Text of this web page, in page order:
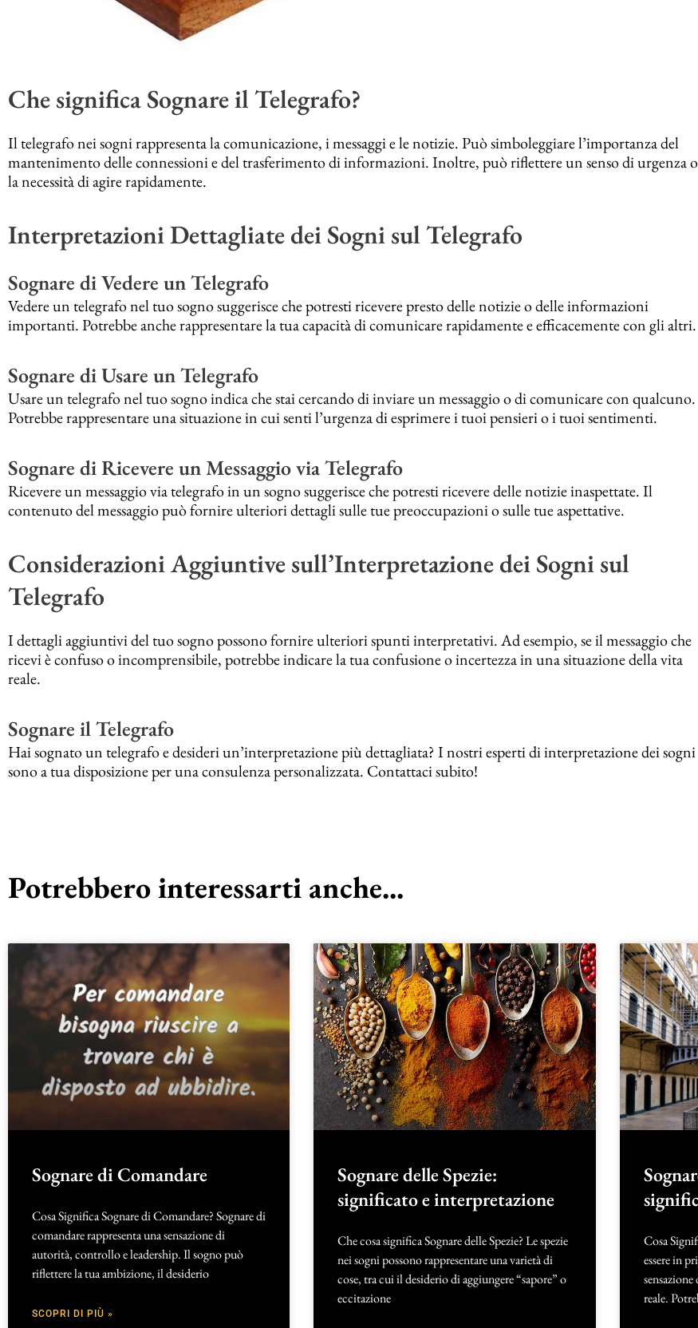
Che significa Sognare il Telegrafo?
Il telegrafo nei sogni rappresenta la comunicazione, i messaggi e le notizie. Può simboleggiare l’importanza del
mantenimento delle connessioni e del trasferimento di informazioni. Inoltre, può riflettere un senso di urgenza o
la necessità di agire rapidamente.
Interpretazioni Dettagliate dei Sogni sul Telegrafo
Sognare di Vedere un Telegrafo
Vedere un telegrafo nel tuo sogno suggerisce che potresti ricevere presto delle notizie o delle informazioni
importanti. Potrebbe anche rappresentare la tua capacità di comunicare rapidamente e efficacemente con gli altri.
Sognare di Usare un Telegrafo
Usare un telegrafo nel tuo sogno indica che stai cercando di inviare un messaggio o di comunicare con qualcuno.
Potrebbe rappresentare una situazione in cui senti l’urgenza di esprimere i tuoi pensieri o i tuoi sentimenti.
Sognare di Ricevere un Messaggio via Telegrafo
Ricevere un messaggio via telegrafo in un sogno suggerisce che potresti ricevere delle notizie inaspettate. Il
contenuto del messaggio può fornire ulteriori dettagli sulle tue preoccupazioni o sulle tue aspettative.
Considerazioni Aggiuntive sull’Interpretazione dei Sogni sul
Telegrafo
I dettagli aggiuntivi del tuo sogno possono fornire ulteriori spunti interpretativi. Ad esempio, se il messaggio che
ricevi è confuso o incomprensibile, potrebbe indicare la tua confusione o incertezza in una situazione della vita
reale.
Sognare il Telegrafo
Hai sognato un telegrafo e desideri un’interpretazione più dettagliata? I nostri esperti di interpretazione dei sogni
sono a tua disposizione per una consulenza personalizzata. Contattaci subito!
Potrebbero interessarti anche...
Sognare di Comandare
Cosa Significa Sognare di Comandare? Sognare di
comandare rappresenta una sensazione di
autorità, controllo e leadership. Il sogno può
riflettere la tua ambizione, il desiderio
SCOPRI DI PIÙ »
Sognare delle Spezie:
significato e interpretazione
Che cosa significa Sognare delle Spezie? Le spezie
nei sogni possono rappresentare una varietà di
cose, tra cui il desiderio di aggiungere “sapore” o
eccitazione
Cosa
essere in
reale.